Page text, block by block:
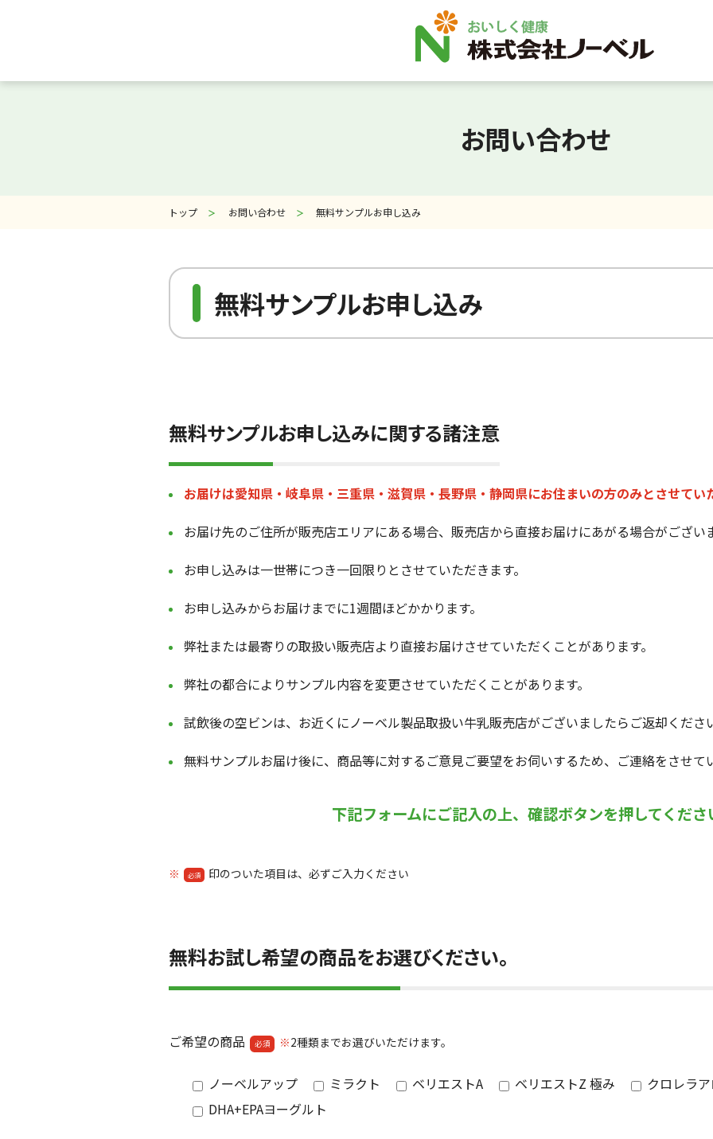
特長成分Q＆A
お問い合わせ
お問い合わせ
トップ お問い合わせ 無料サンプルお申し込み
無料サンプルお申し込み
無料サンプルお申し込みに関する諸注意
お届けは愛知県・岐阜県・三重県・滋賀県・長野県・静岡県にお住まいの方のみとさせてい
お届け先のご住所が販売店エリアにある場合、販売店から直接お届けにあがる場合がござい
お申し込みは一世帯につき一回限りとさせていただきます。
お申し込みからお届けまでに1週間ほどかかります。
弊社または最寄りの取扱い販売店より直接お届けさせていただくことがあります。
弊社の都合によりサンプル内容を変更させていただくことがあります。
試飲後の空ビンは、お近くにノーベル製品取扱い牛乳販売店がございましたらご返却くださ
無料サンプルお届け後に、商品等に対するご意見ご要望をお伺いするため、ご連絡をさせて
下記フォームにご記入の上、確認ボタンを押してくださ
必須 印のついた項目は、必ずご入力ください
無料お試し希望の商品をお選びください。
ご希望の商品 必須 2種類までお選びいただけます。
ノーベルアップ ミラクト ベリエストA ベリエストZ 極み
クロレラ
DHA+EPAヨーグルト